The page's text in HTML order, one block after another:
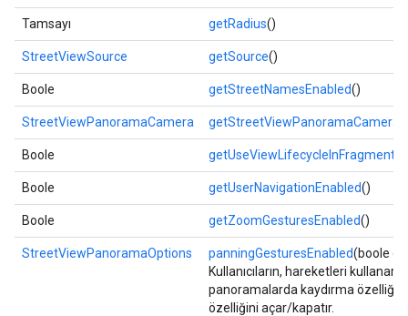
Tamsayı getRadius()
StreetViewSource getSource()
Boole getStreetNamesEnabled()
StreetViewPanoramaCamera getStreetViewPanoramaCamera
Boole getUseViewLifecycleInFragment
Boole getUserNavigationEnabled()
Boole getZoomGesturesEnabled()
StreetViewPanoramaOptions panningGesturesEnabled(boole
Kullanıcıların, hareketleri kullanarak
panoramalarda kaydırma
özelliğini açar/kapatır.